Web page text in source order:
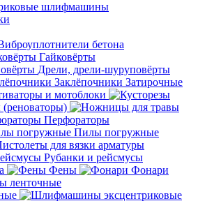
шлифмашины
Гайковёрты
Дрели, дрели-шуруповёрты
Заклёпочники Затирочные
и мотоблоки
Перфораторы
Пилы погружные
Рубанки и рейсмусы
Фены
Фонари
ленточные